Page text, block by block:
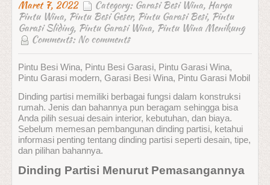
Maret 7, 2022 Category: Garasi Besi Wina, Harga
Pintu Wina, Pintu Besi Geser, Pintu Garasi Besi, Pintu
Garasi Sliding, Pintu Garasi Wina, Pintu Wina Menikung
Comments: No comments
Pintu Besi Wina, Pintu Besi Garasi, Pintu Garasi Wina,
Pintu Garasi modern, Garasi Besi Wina, Pintu Garasi Mobil
Dinding partisi memiliki berbagai fungsi dalam konstruksi
rumah. Jenis dan bahannya pun beragam sehingga bisa
Anda pilih sesuai desain interior, kebutuhan, dan biaya.
Sebelum memesan pembangunan dinding partisi, ketahui
informasi penting tentang dinding partisi seperti desain, tipe,
dan pilihan bahannya.
Dinding Partisi Menurut Pemasangannya